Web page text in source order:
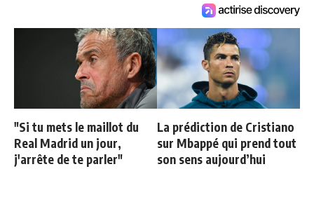
"Si tu mets le maillot du
Real Madrid un jour,
j'arrête de te parler"
La prédiction de Cristiano
sur Mbappé qui prend tout
son sens aujourd’hui